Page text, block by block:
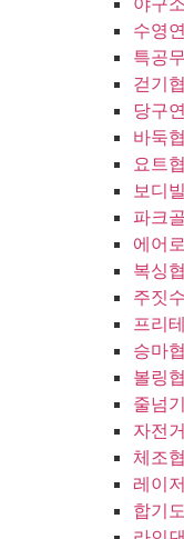
수영
특공
걷기
당구
바둑
요트
보디
파크
에어
복싱
주짓
프리
승마
볼링
줄넘
자전
체조
레이
합기